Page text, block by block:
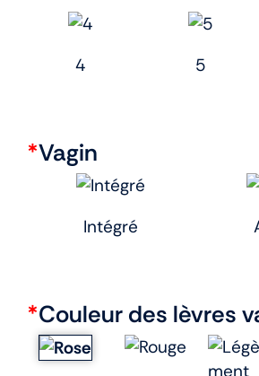
4 5
*Vagin
Intégré
*Couleur des lèvres